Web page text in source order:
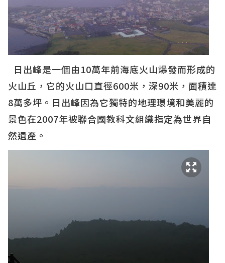
日出峰是一個由10萬年前海底火山爆發而形成的
火山丘，它的火山口直徑600米，深90米，面積達
8萬多坪。日出峰因為它獨特的地理環境和美麗的
景色在2007年被聯合國教科文組織指定為世界自
然遺產。